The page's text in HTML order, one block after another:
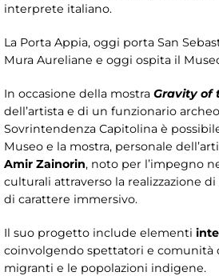
interprete italiano.
La Porta Appia, oggi porta San
Mura Aureliane e oggi ospita il
In occasione della mostra Gravity of
dell’artista e di un funzionario
Sovrintendenza Capitolina è
Museo e la mostra, personale
Amir Zainorin, noto per l’impegno
culturali attraverso la realizzazione
di carattere immersivo.
Il suo progetto include elementi
coinvolgendo spettatori e comunità
migranti e le popolazioni indigene.